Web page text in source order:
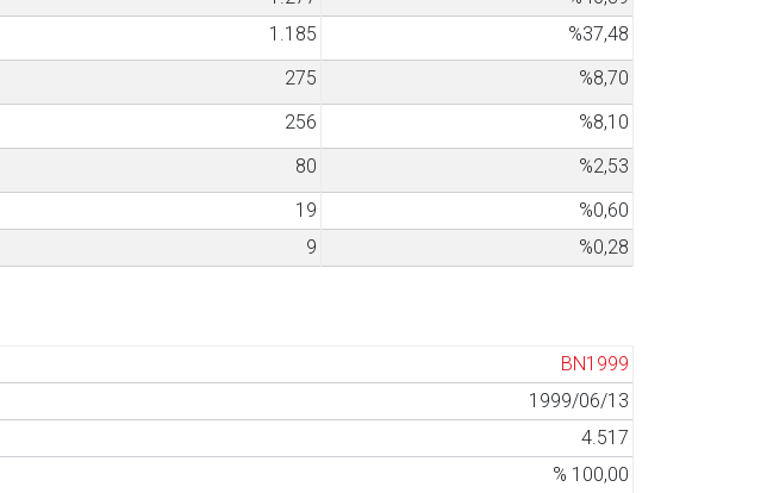
1.185
%37,48
275
%8,70
256
%8,10
80
%2,53
19
%0,60
9 %0,28
BN1999
1999/06/13
4.517
% 100,00